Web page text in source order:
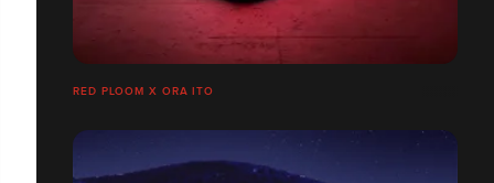
RED PLOOM X ORA ITO